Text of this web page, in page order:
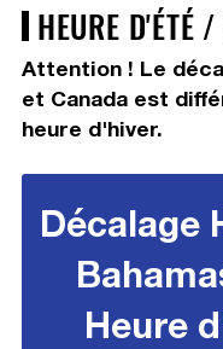
HEURE D'ÉTÉ
Attention ! Le
et Canada est
heure d'hiver.
Décalage
Heure